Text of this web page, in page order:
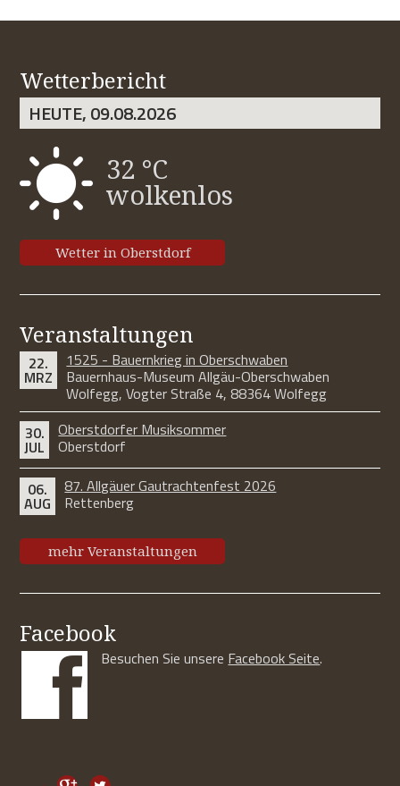
Wetterbericht
HEUTE, 09.08.2026
32 °C
wolkenlos
Wetter in Oberstdorf
Veranstaltungen
22.
MRZ
1525 - Bauernkrieg in Oberschwaben
Bauernhaus-Museum Allgäu-Oberschwaben
Wolfegg, Vogter Straße 4, 88364 Wolfegg
30.
JUL
Oberstdorfer Musiksommer
Oberstdorf
06.
AUG
87. Allgäuer Gautrachtenfest 2026
Rettenberg
mehr Veranstaltungen
Facebook
Besuchen Sie unsere Facebook Seite.